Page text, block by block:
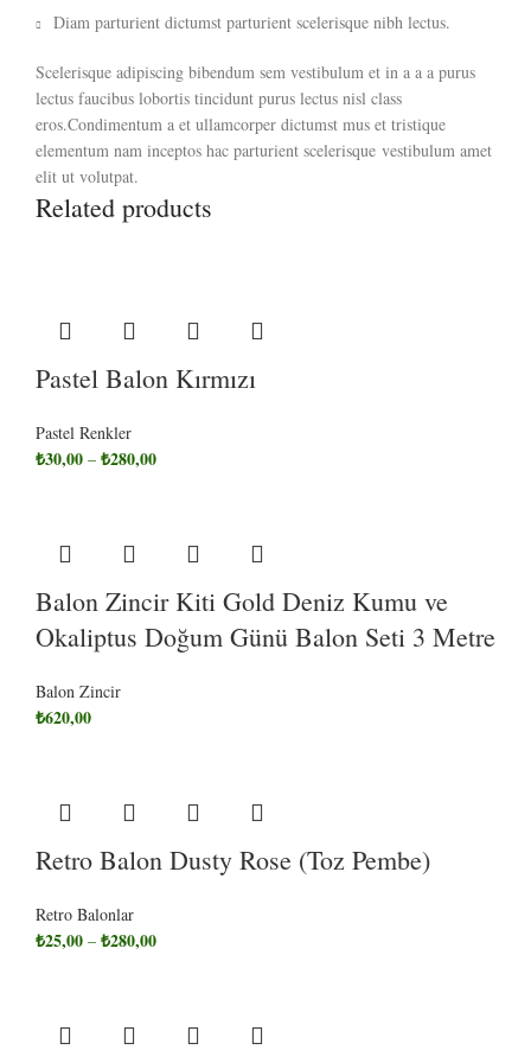
Diam parturient dictumst parturient scelerisque nibh lectus.
Scelerisque adipiscing bibendum sem vestibulum et in a a a purus
lectus faucibus lobortis tincidunt purus lectus nisl class
eros.Condimentum a et ullamcorper dictumst mus et tristique
elementum nam inceptos hac parturient scelerisque vestibulum amet
elit ut volutpat.
Related products
Pastel Balon Kırmızı
Pastel Renkler
₺30,00 – ₺280,00
Balon Zincir Kiti Gold Deniz Kumu ve
Okaliptus Doğum Günü Balon Seti 3 Metre
Balon Zincir
₺620,00
Retro Balon Dusty Rose (Toz Pembe)
Retro Balonlar
₺25,00 – ₺280,00